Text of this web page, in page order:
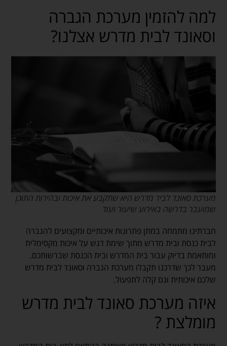
למה להזמין מערכת הגברה
וסאונד לבית מדרש אצלנו?
מערכת סאונד לביד מדרש היא שתקבע את איכות ובהירות התוכן
שמועבר בדרשה באירוע שיעור ועוד
חברתינו מתמחה במתן פתרונות איכותיים ומקצועים להגברה
לבית כנסת ובית מדרש מתוך שימת דגש על איכות מקסימלית
ומותאמת בדיוק עבור בית המדרש ובית הכנסת שברשותכם.
מעבר לכך שדרכנו תקבלו מערכת הגברה וסאונד לבית מדרש
שלכם איכותית וגם קלה לתפעול.
איזה מערכת סאונד לבית מדרש
מומלצת ?